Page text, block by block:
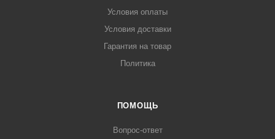
Условия оплаты
Условия доставки
Гарантия на товар
Политика
ПОМОЩЬ
Вопрос-ответ